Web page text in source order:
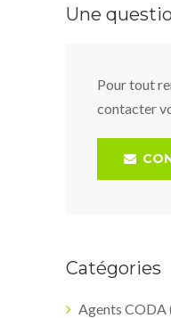
Une
Pour tout
contacter
Catégories
Agents CODA